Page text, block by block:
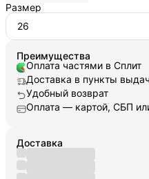
Размер
26
Преимущества
Оплата частями в Сплит
Доставка в пункты
Удобный возврат
Оплата — картой, СБП
Доставка